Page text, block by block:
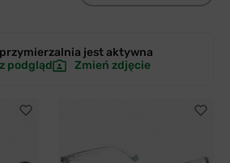
jestaktywna
podgląd
Zmień zdjęcie